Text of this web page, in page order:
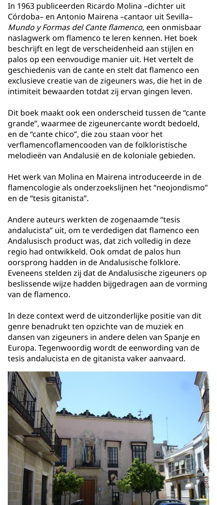
In 1963 publiceerden Ricardo Molina –dichter uit
Córdoba– en Antonio Mairena –cantaor uit Sevilla–
Mundo y Formas del Cante flamenco, een onmisbaar
naslagwerk om flamenco te leren kennen. Het boek
beschrijft en legt de verscheidenheid aan stijlen en
palos op een eenvoudige manier uit. Het vertelt de
geschiedenis van de cante en stelt dat flamenco een
exclusieve creatie van de zigeuners was, die het in de
intimiteit bewaarden totdat zij ervan gingen leven.
Dit boek maakt ook een onderscheid tussen de “cante
grande”, waarmee de zigeunercante wordt bedoeld,
en de “cante chico”, die zou staan voor het
verflamencoflamencooden van de folkloristische
melodieën van Andalusië en de koloniale gebieden.
Het werk van Molina en Mairena introduceerde in de
flamencologie als onderzoekslijnen het “neojondismo”
en de “tesis gitanista”.
Andere auteurs werkten de zogenaamde “tesis
andalucista” uit, om te verdedigen dat flamenco een
Andalusisch product was, dat zich volledig in deze
regio had ontwikkeld. Ook omdat de palos hun
oorsprong hadden in de Andalusische folklore.
Eveneens stelden zij dat de Andalusische zigeuners op
beslissende wijze hadden bijgedragen aan de vorming
van de flamenco.
In deze context werd de uitzonderlijke positie van dit
genre benadrukt ten opzichte van de muziek en
dansen van zigeuners in andere delen van Spanje en
Europa. Tegenwoordig wordt de eenwording van de
tesis andalucista en de gitanista vaker aanvaard.